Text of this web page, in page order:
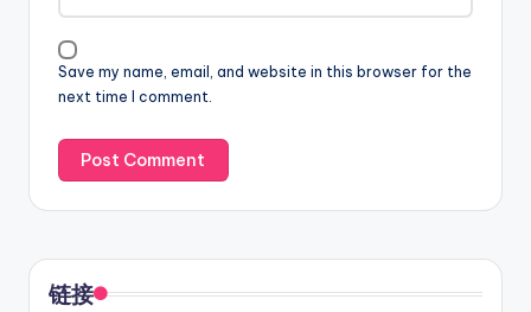
Save my name, email, and website in this browser for the
next time I comment.
链接